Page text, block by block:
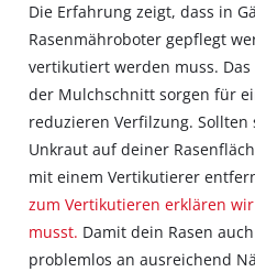
Die Erfahrung zeigt, dass in
Rasenmähroboter gepflegt
vertikutiert werden muss.
der Mulchschnitt sorgen für
reduzieren Verfilzung.
Unkraut auf deiner
mit einem Vertikutierer
zum Vertikutieren erklären
musst. Damit dein Rasen
problemlos an ausreichend